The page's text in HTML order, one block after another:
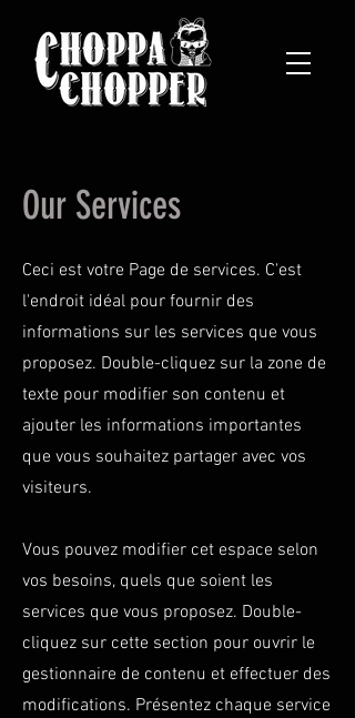
Our Services
Ceci est votre Page de services. C'est
l'endroit idéal pour fournir des
informations sur les services que vous
proposez. Double-cliquez sur la zone de
texte pour modifier son contenu et
ajouter les informations importantes
que vous souhaitez partager avec vos
visiteurs.
Vous pouvez modifier cet espace selon
vos besoins, quels que soient les
services que vous proposez. Double-
cliquez sur cette section pour ouvrir le
gestionnaire de contenu et effectuer des
modifications. Présentez chaque service